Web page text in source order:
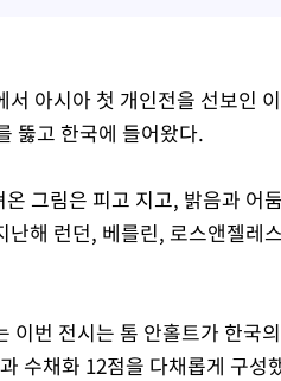
아시아 첫 개인전을 선보인
뚫고 한국에 들어왔다.
그림은 피고 지고, 밝음과
난해 런던, 베를린, 로스앤젤레
이번 전시는 톰 안홀트가 한국
수채화 12점을 다채롭게 구성